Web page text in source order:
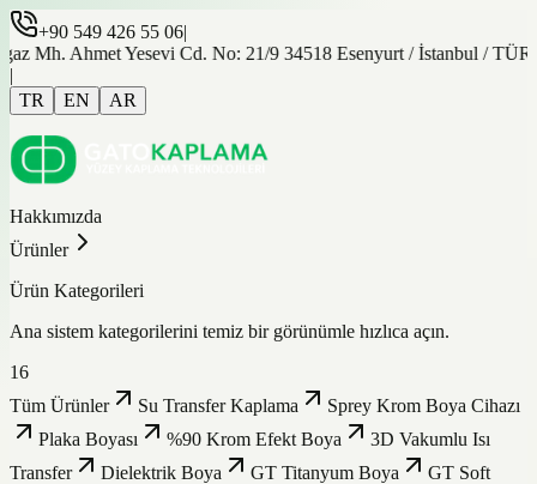
+90 549 426 55 06|
Mh. Ahmet Yesevi Cd. No: 21/9 34518 Esenyurt / İstanbul /
|
TR
EN AR
Hakkımızda
Ürünler
Ürün Kategorileri
Ana sistem kategorilerini temiz bir görünümle hızlıca açın.
16
Tüm Ürünler
Su Transfer Kaplama
Sprey Krom Boya Cihazı
Plaka Boyası
%90 Krom Efekt Boya
3D Vakumlu Isı
Transfer
Dielektrik Boya GT Titanyum Boya
GT Soft